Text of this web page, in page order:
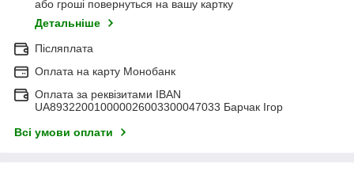
або гроші повернуться на вашу картку
Детальніше
Післяплата
Оплата на карту Монобанк
Оплата за реквізитами IBAN
UA893220010000026003300047033 Барчак Ігор
Всі умови оплати